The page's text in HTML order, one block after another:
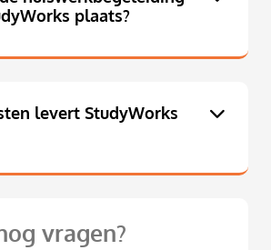
plaats?
levert StudyWorks
vragen?